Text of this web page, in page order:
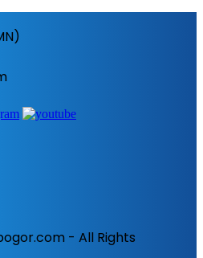
- All Rights